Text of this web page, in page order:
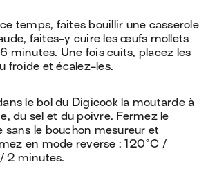
temps, faites bouillir une casserole
faites-y cuire les œufs mollets
minutes. Une fois cuits, placez les
froide et écalez-les.
le bol du Digicook la moutarde à
du sel et du poivre. Fermez le
sans le bouchon mesureur et
en mode reverse : 120°C /
2 minutes.